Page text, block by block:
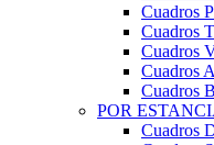
Cuadros
Cuadros
Cuadros
Cuadros
Cuadros
POR
Cuadros